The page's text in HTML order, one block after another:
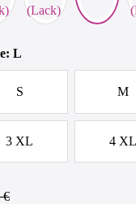
auswählen
: L
S M
3 XL 4 XL
€